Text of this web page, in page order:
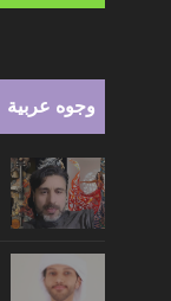
وجوه عربية